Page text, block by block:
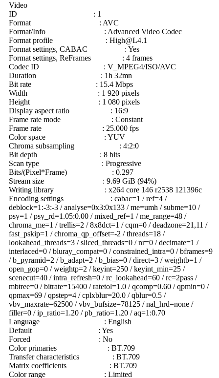
Video
ID : 1
Format : AVC
Format/Info : Advanced Video Codec
Format profile : High@L4.1
Format settings, CABAC : Yes
Format settings, ReFrames : 4 frames
Codec ID : V_MPEG4/ISO/AVC
Duration : 1h 32mn
Bit rate : 15.4 Mbps
Width : 1 920 pixels
Height : 1 080 pixels
Display aspect ratio : 16:9
Frame rate mode : Constant
Frame rate : 25.000 fps
Color space : YUV
Chroma subsampling : 4:2:0
Bit depth : 8 bits
Scan type : Progressive
Bits/(Pixel*Frame) : 0.297
Stream size : 9.69 GiB (94%)
Writing library : x264 core 146 r2538 121396c
Encoding settings : cabac=1 / ref=4 /
deblock=1:-3:-3 / analyse=0x3:0x133 / me=umh / subme=10 /
psy=1 / psy_rd=1.05:0.00 / mixed_ref=1 / me_range=48 /
chroma_me=1 / trellis=2 / 8x8dct=1 / cqm=0 / deadzone=21,11 /
fast_pskip=1 / chroma_qp_offset=-2 / threads=18 /
lookahead_threads=3 / sliced_threads=0 / nr=0 / decimate=1 /
interlaced=0 / bluray_compat=0 / constrained_intra=0 / bframes=9
/ b_pyramid=2 / b_adapt=2 / b_bias=0 / direct=3 / weightb=1 /
open_gop=0 / weightp=2 / keyint=250 / keyint_min=25 /
scenecut=40 / intra_refresh=0 / rc_lookahead=60 / rc=2pass /
mbtree=0 / bitrate=15400 / ratetol=1.0 / qcomp=0.60 / qpmin=0 /
qpmax=69 / qpstep=4 / cplxblur=20.0 / qblur=0.5 /
vbv_maxrate=62500 / vbv_bufsize=78125 / nal_hrd=none /
filler=0 / ip_ratio=1.20 / pb_ratio=1.20 / aq=1:0.70
Language : English
Default : Yes
Forced : No
Color primaries : BT.709
Transfer characteristics : BT.709
Matrix coefficients : BT.709
Color range : Limited